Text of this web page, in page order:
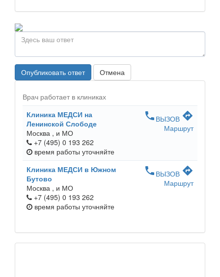
Опубликовать ответ Отмена
Врач работает в клиниках
Клиника МЕДСИ на
Ленинской Слободе
Москва , и МО
+7 (495) 0 193 262
время работы уточняйте
phone ВЫЗОВ directions
Маршрут
Клиника МЕДСИ в Южном
Бутово
Москва , и МО
+7 (495) 0 193 262
время работы уточняйте
phone ВЫЗОВ directions
Маршрут